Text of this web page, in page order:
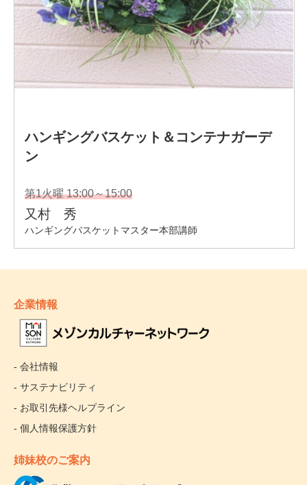
企業情報
- 会社情報
- サステナビリティ
- お取引先様ヘルプライン
- 個人情報保護方針
姉妹校のご案内